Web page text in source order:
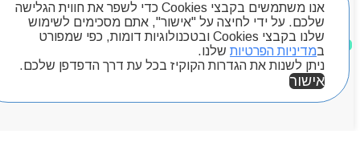
אנו משתמשים בקבצי Cookies כדי לשפר את חווית הגלישה
שלכם. על ידי לחיצה על "אישור", אתם מסכימים לשימוש
שלנו בקבצי Cookies ובטכנולוגיות דומות, כפי שמפורט
במדיניות הפרטיות שלנו.
ניתן לשנות את הגדרות הקוקיז בכל עת דרך הדפדפן שלכם.
אישור
מוצרים שאהבתי